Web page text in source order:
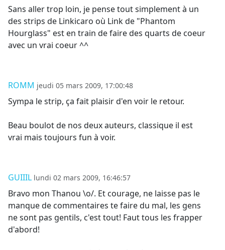
Sans aller trop loin, je pense tout simplement à un
des strips de Linkicaro où Link de "Phantom
Hourglass" est en train de faire des quarts de coeur
avec un vrai coeur ^^
ROMM jeudi 05 mars 2009, 17:00:48
Sympa le strip, ça fait plaisir d'en voir le retour.
Beau boulot de nos deux auteurs, classique il est
vrai mais toujours fun à voir.
GUIIIL lundi 02 mars 2009, 16:46:57
Bravo mon Thanou \o/. Et courage, ne laisse pas le
manque de commentaires te faire du mal, les gens
ne sont pas gentils, c'est tout! Faut tous les frapper
d'abord!